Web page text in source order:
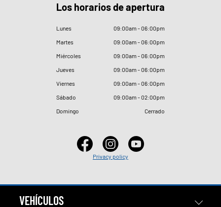
Los horarios de apertura
Lunes 09:00am - 06:00pm
Martes
09:00am - 06:00pm
Miércoles
09:00am - 06:00pm
Jueves
09:00am - 06:00pm
Viernes
09:00am - 06:00pm
Sábado
09:00am - 02:00pm
Domingo
Cerrado
Privacy policy
VEHÍCULOS